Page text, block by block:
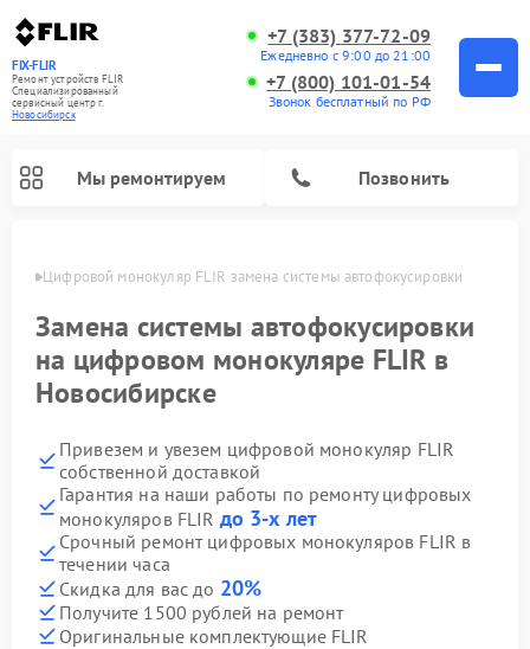
FIX-FLIR
Ремонт устройств FLIR
Специализированный
cервисный центр г.
Новосибирск
+7 (383) 377-72-09
Ежедневно с 9:00 до 21:00
+7 (800) 101-01-54
Звонок бесплатный по РФ
Мы ремонтируем Позвонить
Цифровой монокуляр FLIR замена системы автофокусировки
Замена системы автофокусировки
на цифровом монокуляре FLIR в
Новосибирске
Привезем и увезем цифровой монокуляр FLIR
собственной доставкой
Гарантия на наши работы по ремонту цифровых
монокуляров FLIR до 3-х лет
Срочный ремонт цифровых монокуляров FLIR в
течении часа
Скидка для вас до 20%
Получите 1500 рублей на ремонт
Оригинальные комплектующие FLIR